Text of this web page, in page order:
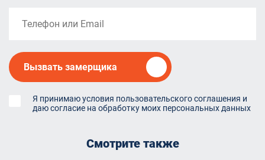
Вызвать замерщика
Я принимаю условия пользовательского соглашения и
даю согласие на обработку моих персональных данных
Смотрите также